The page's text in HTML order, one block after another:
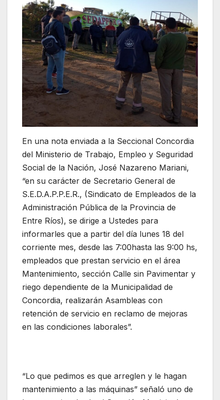
En una nota enviada a la Seccional Concordia
del Ministerio de Trabajo, Empleo y Seguridad
Social de la Nación, José Nazareno Mariani,
“en su carácter de Secretario General de
S.E.D.A.P.P.E.R., (Sindicato de Empleados de la
Administración Pública de la Provincia de
Entre Ríos), se dirige a Ustedes para
informarles que a partir del día lunes 18 del
corriente mes, desde las 7:00hasta las 9:00 hs,
empleados que prestan servicio en el área
Mantenimiento, sección Calle sin Pavimentar y
riego dependiente de la Municipalidad de
Concordia, realizarán Asambleas con
retención de servicio en reclamo de mejoras
en las condiciones laborales”.
“Lo que pedimos es que arreglen y le hagan
mantenimiento a las máquinas” señaló uno de